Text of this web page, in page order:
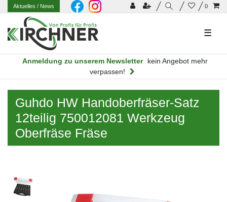
0
Aktuelles/ News
☰
Anmeldung zu unserem Newsletter
kein Angebot mehr
verpassen!
Guhdo HW Handoberfräser-Satz
12teilig 750012081 Werkzeug
Oberfräse Fräse